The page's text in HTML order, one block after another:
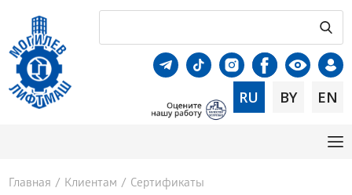
RU BY EN
Главная / Клиентам / Сертификаты